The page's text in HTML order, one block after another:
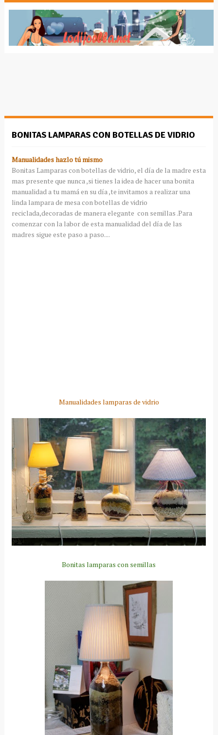
BONITAS LAMPARAS CON BOTELLAS DE VIDRIO
Manualidades hazlo tú mismo
Bonitas Lamparas con botellas de vidrio, el día de la madre esta
mas presente que nunca ,si tienes la idea de hacer una bonita
manualidad a tu mamá en su día ,te invitamos a realizar una
linda lampara de mesa con botellas de vidrio
reciclada,decoradas de manera elegante con semillas .Para
comenzar con la labor de esta manualidad del día de las
madres sigue este paso a paso....
Manualidades lamparas de vidrio
Bonitas lamparas con semillas